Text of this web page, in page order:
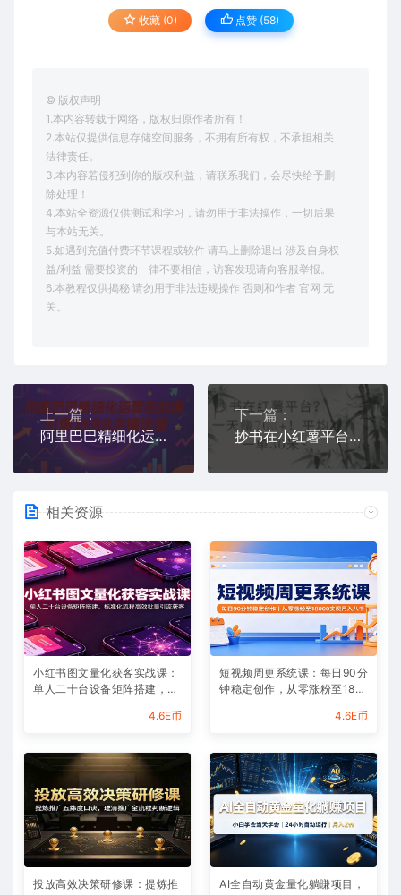
收藏 (0) 点赞 (58)
© 版权声明
1.本内容转载于网络，版权归原作者所有！
2.本站仅提供信息存储空间服务，不拥有所有权，不承担相关
法律责任。
3.本内容若侵犯到你的版权利益，请联系我们，会尽快给予删
除处理！
4.本站全资源仅供测试和学习，请勿用于非法操作，一切后果
与本站无关。
5.如遇到充值付费环节课程或软件 请马上删除退出 涉及自身权
益/利益 需要投资的一律不要相信，访客发现请向客服举报。
6.本教程仅供揭秘 请勿用于非法违规操作 否则和作者 官网 无
关。
上一篇：
阿里巴巴精细化运营实战课，引爆1688店铺流量
下一篇：
抄书在小红薯平台？平均一单30米，一天收益几张！
相关资源
小红书图文量化获客实战课：
单人二十台设备矩阵搭建，标
4.6E币
短视频周更系统课：每日90分
钟稳定创作，从零涨粉至180
4.6E币
投放高效决策研修课：提炼推
AI全自动黄金量化躺賺项目，